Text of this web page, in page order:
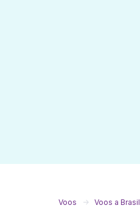
Voos Voos a Brasil